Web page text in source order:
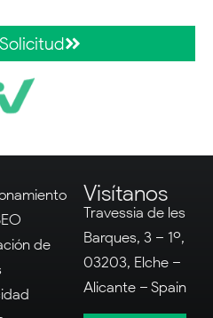
de
Visítanos
Travessia de les
Barques, 3 – 1º,
03203, Elche –
Alicante – Spain